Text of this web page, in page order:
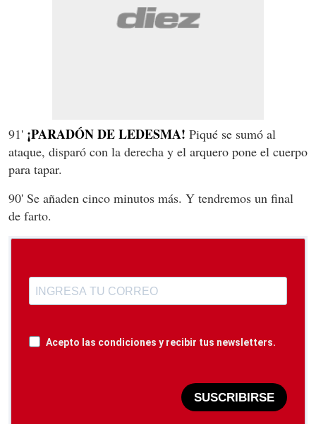
91' ¡PARADÓN DE LEDESMA! Piqué se sumó al
ataque, disparó con la derecha y el arquero pone el cuerpo
para tapar.
90' Se añaden cinco minutos más. Y tendremos un final
de farto.
Acepto las condiciones y recibir tus newsletters.
SUSCRIBIRSE